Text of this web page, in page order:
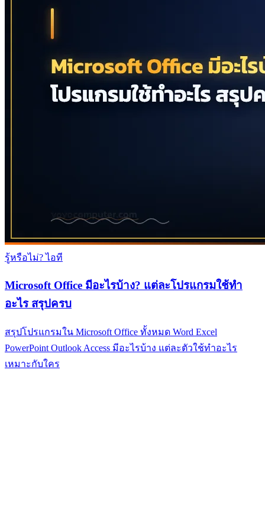
รู้หรือไม่? ไอที
Microsoft Office มีอะไรบ้าง? แต่ละโปรแกรมใช้ทำ
อะไร สรุปครบ
สรุปโปรแกรมใน Microsoft Office ทั้งหมด Word Excel
PowerPoint Outlook Access มีอะไรบ้าง แต่ละตัวใช้ทำอะไร
เหมาะกับใคร